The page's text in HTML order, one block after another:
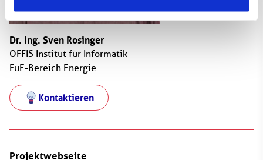
Dr. Ing. Sven Rosinger
OFFIS Institut für Informatik
FuE-Bereich Energie
Kontaktieren
Projektwebseite